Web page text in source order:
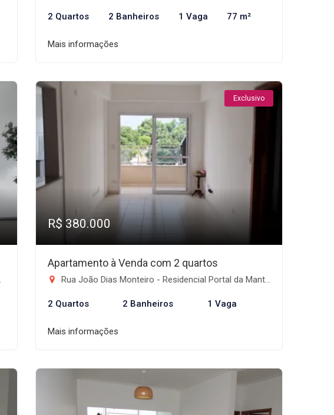
2 Quartos 2 Banheiros 1 Vaga 77 m²
Mais informações
Exclusivo
R$ 380.000
Apartamento à Venda com 2 quartos
Rua João Dias Monteiro - Residencial Portal da Mantiqueira, Taubaté-SP
2 Quartos 2 Banheiros 1 Vaga
Mais informações